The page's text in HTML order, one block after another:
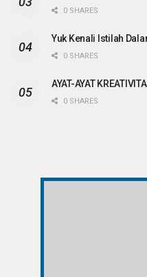
0 SHARES
Yuk Kenali Istilah
0 SHARES
AYAT-AYAT
0 SHARES